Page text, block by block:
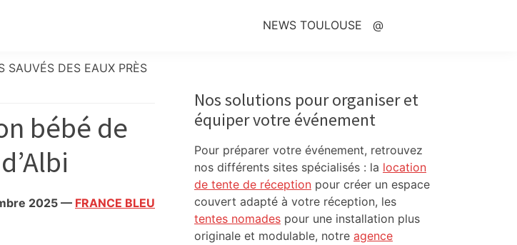
NEWS TOULOUSE @
SAUVÉS DES EAUX PRÈS
bébé de
2025— FRANCE BLEU
Sidebar
Nos solutions pour organiser et
équiper votre événement
Pour préparer votre événement, retrouvez
nos différents sites spécialisés : la location
de tente de réception pour créer un espace
couvert adapté à votre réception, les
tentes nomades pour une installation plus
originale et modulable, notre agence